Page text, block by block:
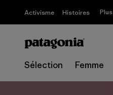
Activisme Histoires Plus
Sélection Femme